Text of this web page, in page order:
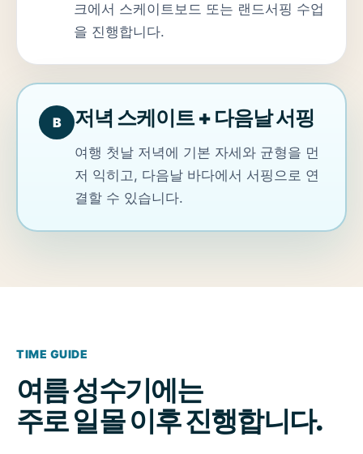
크에서 스케이트보드 또는 랜드서핑 수업
을 진행합니다.
B 저녁 스케이트 + 다음날 서핑
여행 첫날 저녁에 기본 자세와 균형을 먼
저 익히고, 다음날 바다에서 서핑으로 연
결할 수 있습니다.
TIME GUIDE
여름 성수기에는
주로 일몰 이후 진행합니다.